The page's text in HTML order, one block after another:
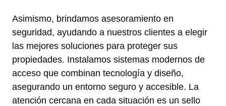
Asimismo, brindamos asesoramiento en
seguridad, ayudando a nuestros clientes a elegir
las mejores soluciones para proteger sus
propiedades. Instalamos sistemas modernos de
acceso que combinan tecnología y diseño,
asegurando un entorno seguro y accesible. La
atención cercana en cada situación es un sello